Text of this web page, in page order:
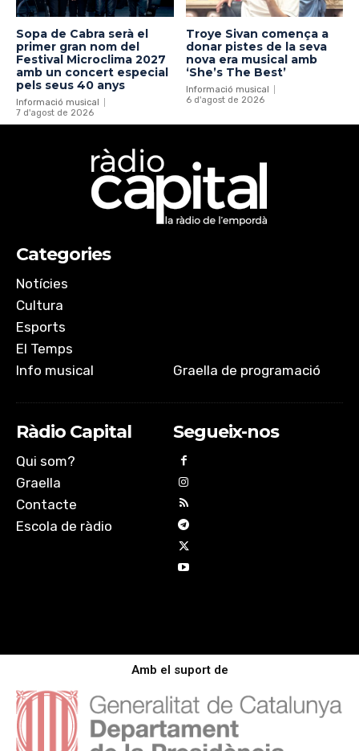
Sopa de Cabra serà el
primer gran nom del
Festival Microclima 2027
amb un concert especial
pels seus 40 anys
Informació musical
7 d'agost de 2026
Troye Sivan comença a
donar pistes de la seva
nova era musical amb
‘She’s The Best’
Informació musical
6 d'agost de 2026
Categories
Notícies
Cultura
Esports
El Temps
Info musical
Graella de programació
Ràdio Capital
Qui som?
Graella
Contacte
Escola de ràdio
Segueix-nos
Amb el suport de